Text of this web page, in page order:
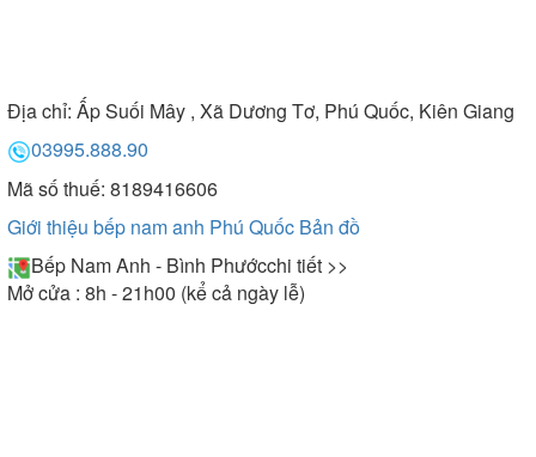
Địa chỉ: Ấp Suối Mây , Xã Dương Tơ, Phú Quốc, Kiên Giang
03995.888.90
Mã số thuế: 8189416606
Giới thiệu bếp nam anh Phú Quốc Bản đồ
Bếp Nam Anh - Bình Phướcchi tiết >>
Mở cửa : 8h - 21h00 (kể cả ngày lễ)